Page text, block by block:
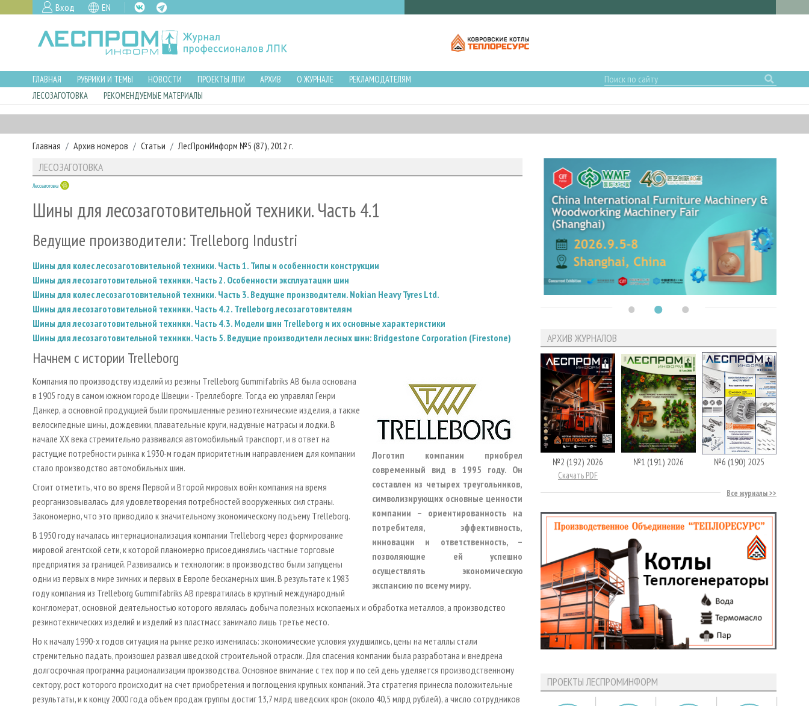
Вход EN
ГЛАВНАЯ РУБРИКИ И ТЕМЫ НОВОСТИ ПРОЕКТЫ ЛПИ АРХИВ О ЖУРНАЛЕ
РЕКЛАМОДАТЕЛЯМ
ЛЕСОЗАГОТОВКА
РЕКОМЕНДУЕМЫЕ МАТЕРИАЛЫ
Главная Архив номеров Статьи ЛесПромИнформ №5 (87), 2012 г.
ЛЕСОЗАГОТОВКА
Лесозаготовка
Шины для лесозаготовительной техники. Часть 4.1
Ведущие производители: Trelleborg Industri
Шины для колес лесозаготовительной техники. Часть 1. Типы и особенности конструкции
Шины для лесозаготовительной техники. Часть 2. Особенности эксплуатации шин
Шины для колес лесозаготовительной техники. Часть 3. Ведущие производители. Nokian Heavy Tyres Ltd.
Шины для лесозаготовительной техники. Часть 4.2. Trelleborg лесозаготовителям
Шины для лесозаготовительной техники. Часть 4.3. Модели шин Trelleborg и их основные характеристики
Шины для лесозаготовительной техники. Часть 5. Ведущие производители лесных шин: Bridgestone Corporation (Firestone)
Начнем с истории Trelleborg
Логотип компании приобрел
современный вид в 1995 году. Он
составлен из четырех треугольников,
символизирующих основные ценности
компании – ориентированность на
потребителя, эффективность,
инновации и ответственность, –
позволяющие ей успешно
осуществлять экономическую
экспансию по всему миру.
Компания по производству изделий из резины Тrelleborg Gummifabriks AB была основана
в 1905 году в самом южном городе Швеции - Треллеборге. Тогда ею управлял Генри
Данкер, а основной продукцией были промышленные резинотехнические изделия, а также
велосипедные шины, дождевики, плавательные круги, надувные матрасы и лодки. В
начале XX века стремительно развивался автомобильный транспорт, и в ответ на
растущие потребности рынка к 1930­-м годам приоритетным направлением для компании
стало производство автомобильных шин.
Стоит отметить, что во время Первой и Второй мировых войн компания на время
реорганизовывалась для удовлетворения потребностей вооруженных сил страны.
Закономерно, что это приводило к значительному экономическому подъему Тrelleborg.
В 1950 году началась интернационализация компании Trelleborg через формирование
мировой агентской сети, к которой планомерно присоединялись частные торговые
предприятия за границей. Развивались и технологии: в производство были запущены
одни из первых в мире зимних и первых в Европе бескамерных шин. В результате к 1983
году компания из Trelleborg Gummifabriks AB превратилась в крупный международный
конгломерат, основной деятельностью которого являлась добыча полезных ископаемых и обработка металлов, а производство
резинотехнических изделий и изделий из пластмасс занимало лишь третье место.
Но к началу 1990­-х годов ситуация на рынке резко изменилась: экономические условия ухудшились, цены на металлы стали
стремительно падать, произошел развал шведской строительной отрасли. Для спасения компании была разработана и внедрена
долгосрочная программа рационализации производства. Основное внимание с тех пор и по сей день уделяется производственному
сектору, рост которого происходит на счет приобретения и поглощения крупных компаний. Эта стратегия принесла положительные
результаты, и к концу 2000 года объем продаж группы достиг 13,7 млрд шведских крон (около 40,5 млрд рублей), а число сотрудников
АРХИВ ЖУРНАЛОВ
№2 (192) 2026
Скачать PDF
№1 (191) 2026 №6 (190) 2025
Все журналы
ПРОЕКТЫ ЛЕСПРОМИНФОРМ